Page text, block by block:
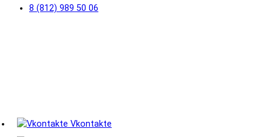
8 (812) 989 50 06
Vkontakte